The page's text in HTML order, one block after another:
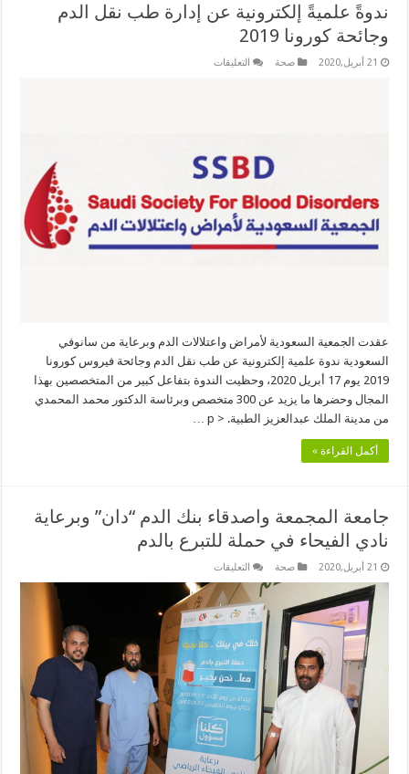
ندوةً علميةً إلكترونية عن إدارة طب نقل الدم
وجائحة كورونا 2019
21 أبريل,2020 صحة التعليقاتعلى
علميةً
إلكترونية
عن
إدارة
طب
نقل
الدم
وجائحة
كورونا
عقدت الجمعية السعودية لأمراض واعتلالات الدم وبرعاية من سانوفي
السعودية ندوة علمية إلكترونية عن طب نقل الدم وجائحة فيروس كورونا
2019 يوم 17 أبريل 2020، وحظيت الندوة بتفاعل كبير من المتخصصين بهذا
المجال وحضرها ما يزيد عن 300 متخصص وبرئاسة الدكتور محمد المحمدي
من مدينة الملك عبدالعزيز الطبية. < p …
أكمل القراءة »
جامعة المجمعة واصدقاء بنك الدم “دان” وبرعاية
نادي الفيحاء في حملة للتبرع بالدم
21 أبريل,2020 صحة التعليقاتعلى
المجمعة
واصدقاء
بنك
الدم
“دان”
وبرعاية
نادي
الفيحاء
في
حملة
للتبرع
بالدم
مغلقة